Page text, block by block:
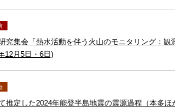
究集会「熱水活動を伴う火山のモニタリング：観
12月5日・6日)
推定した2024年能登半島地震の震源過程（本多ほ